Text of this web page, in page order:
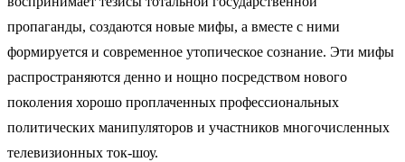
пропаганды, создаются новые мифы, а вместе с ними
формируется и современное утопическое сознание. Эти мифы
распространяются денно и нощно посредством нового
поколения хорошо проплаченных профессиональных
политических манипуляторов и участников многочисленных
телевизионных ток-шоу.